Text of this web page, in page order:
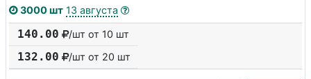
3000 шт 13 августа
140.00 /шт от 10 шт
132.00 /шт от 20 шт